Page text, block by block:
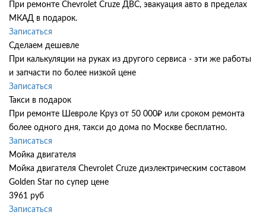
При ремонте Chevrolet Cruze ДВС, эвакуация авто в пределах
МКАД в подарок.
Записаться
Сделаем дешевле
При калькуляции на руках из другого сервиса - эти же работы
и запчасти по более низкой цене
Записаться
Такси в подарок
При ремонте Шевроле Круз от 50 000₽ или сроком ремонта
более одного дня, такси до дома по Москве бесплатно.
Записаться
Мойка двигателя
Мойка двигателя Chevrolet Cruze диэлектрическим составом
Golden Star по супер цене
3961 руб
Записаться